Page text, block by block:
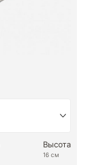
Высота
16 см